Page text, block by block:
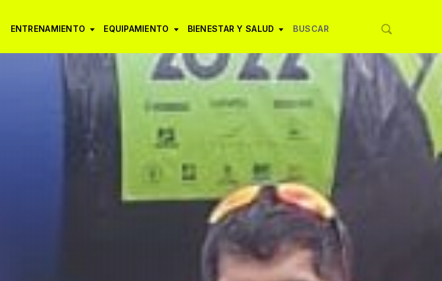
ENTRENAMIENTO EQUIPAMIENTO BIENESTAR Y SALUD